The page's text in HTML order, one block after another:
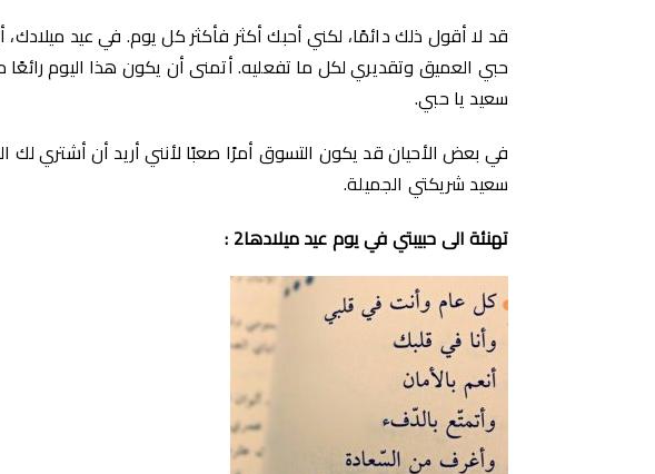
قد لا أقول ذلك دائمًا، لكني أحبك أكثر فأكثر كل يوم. في عيد ميلادك،
حبي العميق وتقديري لكل ما تفعليه. أتمنى أن يكون هذا اليوم رائعًا
سعيد يا حبي.
في بعض الأحيان قد يكون التسوق أمرًا صعبًا لأنني أريد أن أشتري لك
سعيد شريكتي الجميلة.
تهنئة الى حبيبتي في يوم عيد ميلادها2 :